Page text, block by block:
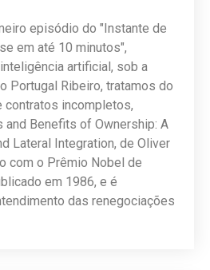
episódio do "Instante de
em até 10 minutos",
artificial, sob a
Portugal Ribeiro, tratamos do
contratos incompletos,
and Benefits of Ownership: A
Lateral Integration, de Oliver
com o Prêmio Nobel de
em 1986, e é
das renegociações